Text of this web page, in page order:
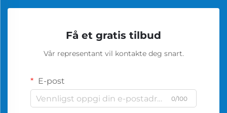
Få et gratis tilbud
Vår representant vil kontakte deg snart.
E-post
0/100